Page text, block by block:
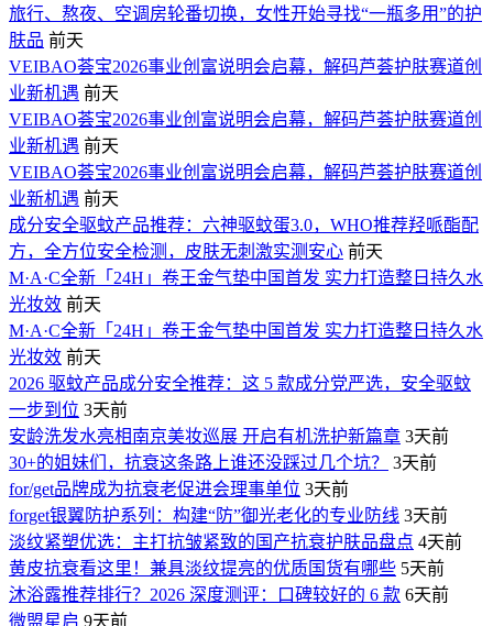
旅行、熬夜、空调房轮番切换，女性开始寻找“一瓶多用”的护
肤品 前天
VEIBAO荟宝2026事业创富说明会启幕，解码芦荟护肤赛道创
业新机遇 前天
VEIBAO荟宝2026事业创富说明会启幕，解码芦荟护肤赛道创
业新机遇 前天
VEIBAO荟宝2026事业创富说明会启幕，解码芦荟护肤赛道创
业新机遇 前天
成分安全驱蚊产品推荐：六神驱蚊蛋3.0，WHO推荐羟哌酯配
方，全方位安全检测，皮肤无刺激实测安心 前天
M·A·C全新「24H」卷王金气垫中国首发 实力打造整日持久水
光妆效 前天
M·A·C全新「24H」卷王金气垫中国首发 实力打造整日持久水
光妆效 前天
2026 驱蚊产品成分安全推荐：这 5 款成分党严选，安全驱蚊
一步到位 3天前
安龄洗发水亮相南京美妆巡展 开启有机洗护新篇章 3天前
30+的姐妹们，抗衰这条路上谁还没踩过几个坑？
3天前
for/get品牌成为抗衰老促进会理事单位 3天前
forget银翼防护系列：构建“防”御光老化的专业防线 3天前
淡纹紧塑优选：主打抗皱紧致的国产抗衰护肤品盘点 4天前
黄皮抗衰看这里！兼具淡纹提亮的优质国货有哪些 5天前
沐浴露推荐排行？2026 深度测评：口碑较好的 6 款 6天前
微盟星启 9天前